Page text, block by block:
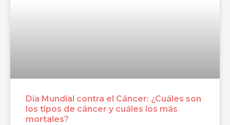
Día Mundial contra el Cáncer: ¿Cuáles son
los tipos de cáncer y cuáles los más
mortales?